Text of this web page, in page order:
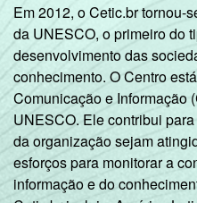
Em 2012, o Cetic.br tornou-
da UNESCO, o primeiro do
desenvolvimento das
conhecimento. O Centro
Comunicação e Informação
UNESCO. Ele contribui
da organização sejam
esforços para monitorar a
informação e do